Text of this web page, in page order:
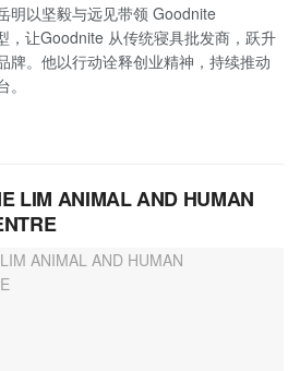
明以坚毅与远见带领 Goodnite
，让Goodnite 从传统寝具批发商，跃升
牌。他以行动诠释创业精神，持续推动
LIM ANIMAL AND HUMAN